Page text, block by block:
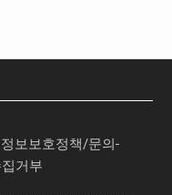
보보호정책/문의-
거부